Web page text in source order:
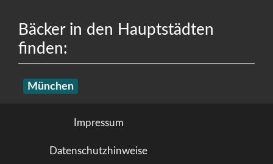
Bäcker in den Hauptstädten
finden:
München
Impressum
Datenschutzhinweise